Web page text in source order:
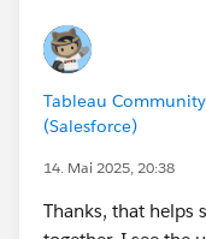
Tableau
(Salesforce)
14. Mai 2025, 20:38
Thanks, that helps